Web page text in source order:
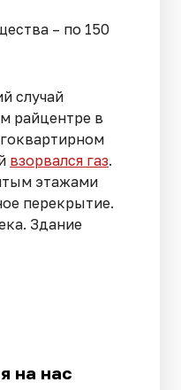
– по 150
случай
райцентре в
взорвался газ.
этажами
перекрытие.
Здание
на нас